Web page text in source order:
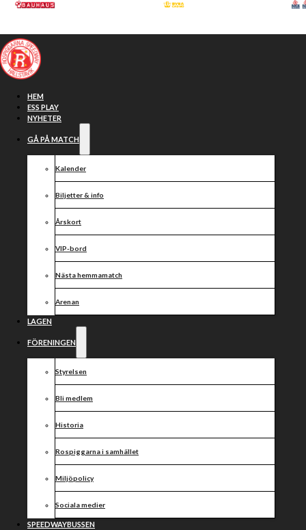
Hoppa till huvudinnehåll
HEM
ESS PLAY
NYHETER
GÅ PÅ MATCH
Kalender
Biljetter & info
Årskort
VIP-bord
Nästa hemmamatch
Arenan
LAGEN
FÖRENINGEN
Styrelsen
Bli medlem
Historia
Rospiggarna i samhället
Miljöpolicy
Sociala medier
SPEEDWAYBUSSEN
Fjärdeplats i
Gislaved